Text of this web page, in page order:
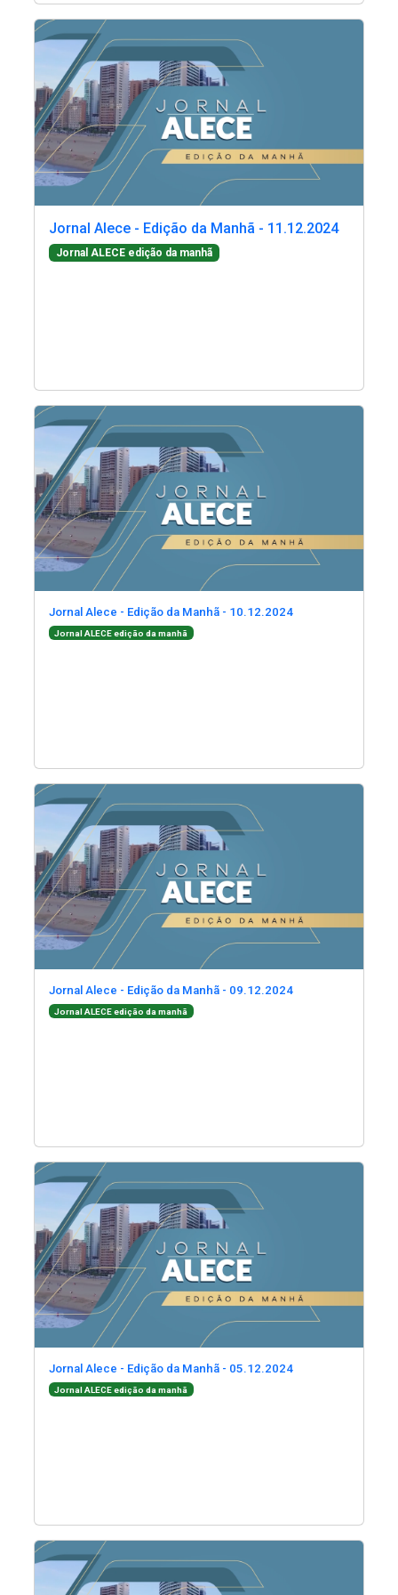
2ª Companhia de Polícia de
Guarda (2ª CPG)
Departamento de
Documentação e Informação
(Abre em nova janela)
(Abre em nova janela)
Jornal Alece - Edição da Manhã - 11.12.2024(Abre
Jornal ALECE edição da manhã
(Abre em nova janela)
(Abre em nova janela)
Jornal Alece - Edição da Manhã - 10.12.2024(Abre em nova
Jornal ALECE edição da manhã
(Abre em nova janela)
(Abre em nova janela)
Jornal Alece - Edição da Manhã - 09.12.2024(Abre em nova
Jornal ALECE edição da manhã
(Abre em nova janela)
(Abre em nova janela)
Jornal Alece - Edição da Manhã - 05.12.2024(Abre em nova
Jornal ALECE edição da manhã
(Abre em nova janela)